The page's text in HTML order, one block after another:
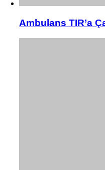
Ambulans TIR’a